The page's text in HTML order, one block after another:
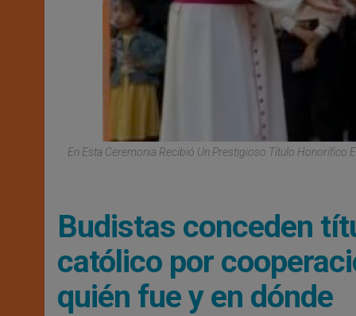
En Esta Ceremonia Recibió Un Prestigioso Título Honorífico
Budistas conceden
católico por
quién fue y en dónde